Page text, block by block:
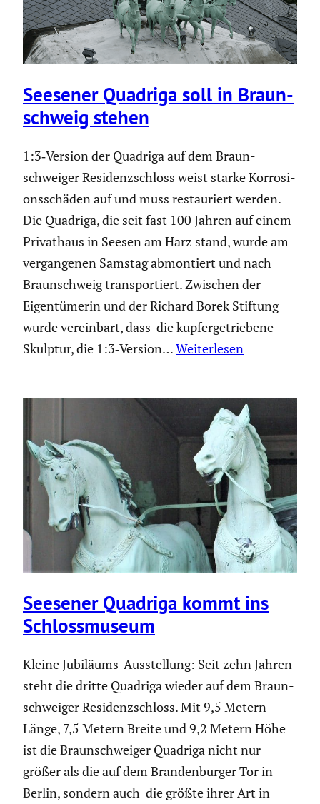
Seesener Quadriga soll in Braun­
schweig stehen
1:3‑Version der Quadriga auf dem Braun­
schweiger Residenz­schloss weist starke Korro­si­
ons­schäden auf und muss restau­riert werden.
Die Quadriga, die seit fast 100 Jahren auf einem
Privat­haus in Seesen am Harz stand, wurde am
vergan­genen Samstag abmon­tiert und nach
Braun­schweig trans­por­tiert. Zwischen der
Eigen­tü­merin und der Richard Borek Stiftung
wurde verein­bart, dass die kupfer­ge­trie­bene
Skulptur, die 1:3‑Version…Weiterlesen
Seesener Quadriga kommt ins
Schloss­mu­seum
Kleine Jubiläums-Ausstel­lung: Seit zehn Jahren
steht die dritte Quadriga wieder auf dem Braun­
schweiger Residenz­schloss. Mit 9,5 Metern
Länge, 7,5 Metern Breite und 9,2 Metern Höhe
ist die Braun­schweiger Quadriga nicht nur
größer als die auf dem Branden­burger Tor in
Berlin, sondern auch die größte ihrer Art in